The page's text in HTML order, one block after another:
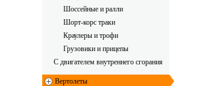
Шоссейные и ралли
Шорт-корс траки
Краулеры и трофи
Грузовики и прицепы
С двигателем внутреннего сгорания
Вертолеты